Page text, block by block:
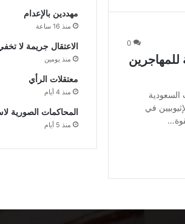
0
للمهاجرين
السعودية
في
مهددين بالإعدام
منذ 16 ساعة
الاعتقال جريمة لا
منذ يومين
معتقلات الرأي
منذ 4 أيام
المحاكمات الصورية
منذ 5 أيام